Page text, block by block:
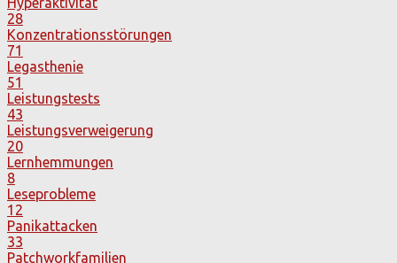
28
Konzentrationsstörungen
71
Legasthenie
51
Leistungstests
43
Leistungsverweigerung
20
Lernhemmungen
8
Leseprobleme
12
Panikattacken
33
Patchworkfamilien